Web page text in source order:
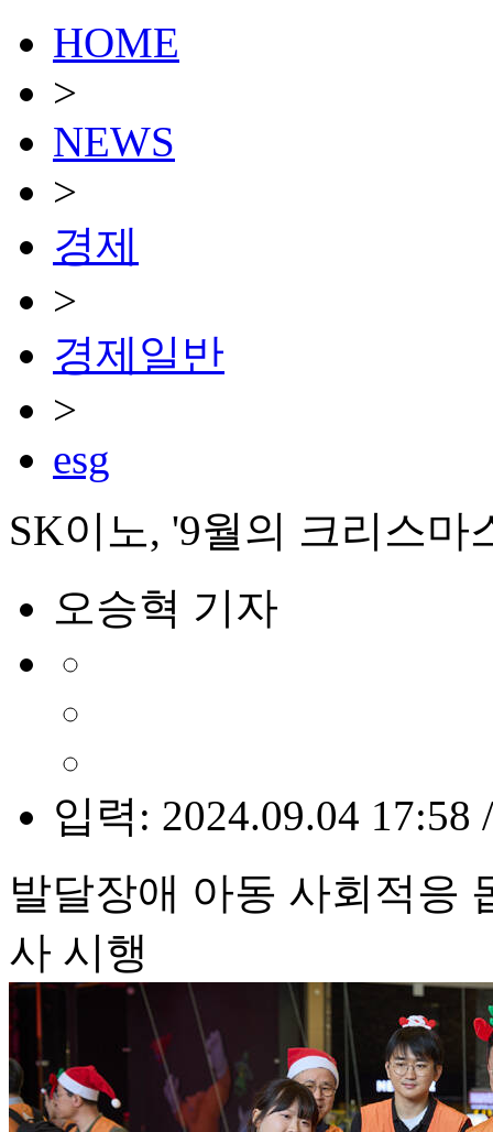
HOME
>
NEWS
>
경제
>
경제일반
>
esg
SK이노, '9월의 크리스
오승혁 기자
입력: 2024.09.04 17:58
발달장애 아동 사회적응
사 시행